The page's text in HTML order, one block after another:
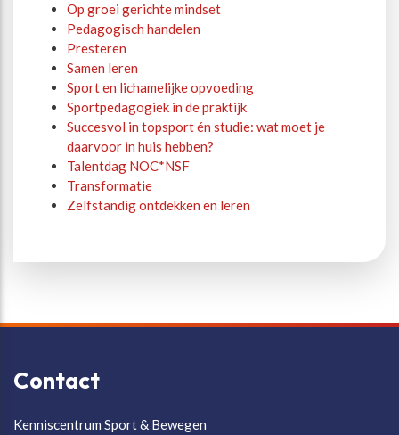
Op groei gerichte mindset
Pedagogisch handelen
Presteren
Samen leren
Sport en lichamelijke opvoeding
Sportpedagogiek in de praktijk
Succesvol in topsport én studie: wat moet je
daarvoor in huis hebben?
Talentdag NOC*NSF
Transformatie
Zelfstandig ontdekken en leren
Contact
Kenniscentrum Sport & Bewegen